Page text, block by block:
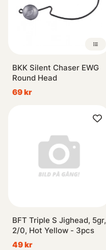
BKK Silent Chaser EWG
Round Head
69 kr
BFT Triple S Jighead, 5gr,
2/0, Hot Yellow - 3pcs
49 kr